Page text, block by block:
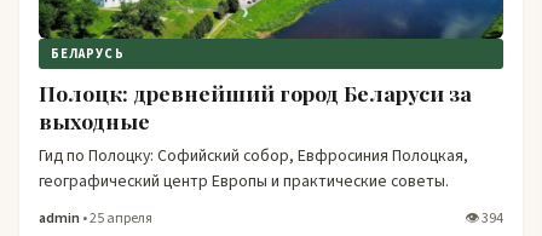
БЕЛАРУСЬ
Полоцк: древнейший город Беларуси за
выходные
Гид по Полоцку: Софийский собор, Евфросиния Полоцкая,
географический центр Европы и практические советы.
admin • 25 апреля 👁 394